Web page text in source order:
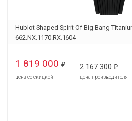
Hublot Shaped Spirit Of Big Bang
662.NX.1170.RX.1604
1 819 000 ₽
цена со скидкой
2 167 300 ₽
цена производителя